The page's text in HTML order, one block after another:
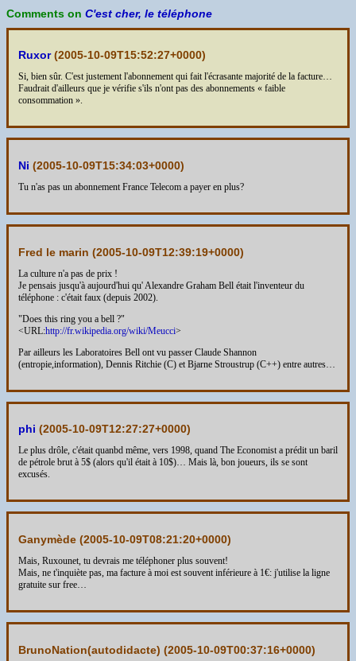
Comments on C'est cher, le téléphone
Ruxor(2005-10-09T15:52:27+0000)
Si, bien sûr. C'est justement l'abonnement qui fait l'écrasante majorité de la facture…
Faudrait d'ailleurs que je vérifie s'ils n'ont pas des abonnements « faible
consommation ».
Ni (2005-10-09T15:34:03+0000)
Tu n'as pas un abonnement France Telecom a payer en plus?
Fred le marin (2005-10-09T12:39:19+0000)
La culture n'a pas de prix !
Je pensais jusqu'à aujourd'hui qu' Alexandre Graham Bell était l'inventeur du
téléphone : c'était faux (depuis 2002).
"Does this ring you a bell ?"
<URL:http://fr.wikipedia.org/wiki/Meucci>
Par ailleurs les Laboratoires Bell ont vu passer Claude Shannon
(entropie,information), Dennis Ritchie (C) et Bjarne Stroustrup (C++) entre autres…
phi (2005-10-09T12:27:27+0000)
Le plus drôle, c'était quanbd même, vers 1998, quand The Economist a prédit un baril
de pétrole brut à 5$ (alors qu'il était à 10$)… Mais là, bon joueurs, ils se sont
excusés.
Ganymède (2005-10-09T08:21:20+0000)
Mais, Ruxounet, tu devrais me téléphoner plus souvent!
Mais, ne t'inquiète pas, ma facture à moi est souvent inférieure à 1€: j'utilise la ligne
gratuite sur free…
BrunoNation(autodidacte) (2005-10-09T00:37:16+0000)